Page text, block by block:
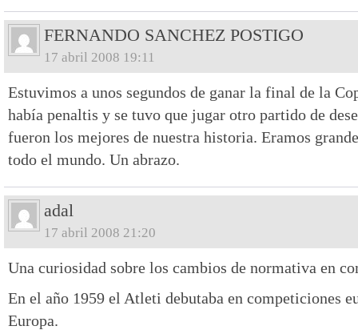
FERNANDO SANCHEZ POSTIGO
17 abril 2008 19:11
Estuvimos a unos segundos de ganar la final de la
había penaltis y se tuvo que jugar otro partido de
fueron los mejores de nuestra historia. Eramos
todo el mundo. Un abrazo.
adal
17 abril 2008 21:20
Una curiosidad sobre los cambios de normativa en
En el año 1959 el Atleti debutaba en competiciones
Europa.